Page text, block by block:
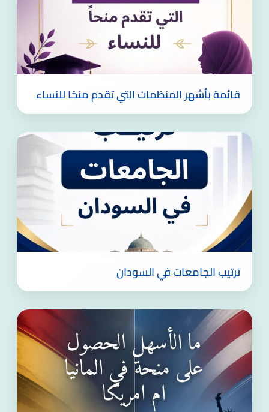
قائمة بأشهر المنظمات التي تقدم منحًا للنساء
ترتيب الجامعات في السودان